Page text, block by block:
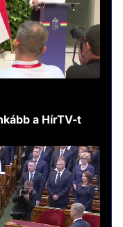
a HírTV-t